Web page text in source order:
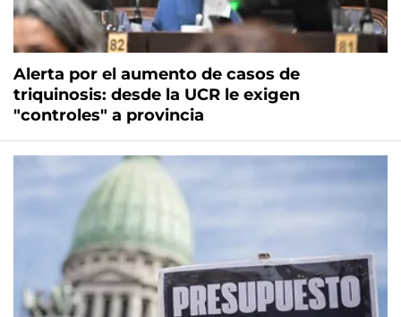
Alerta por el aumento de casos de
triquinosis: desde la UCR le exigen
"controles" a provincia